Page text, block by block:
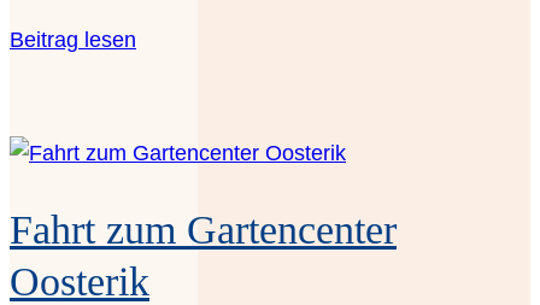
Bei­trag lesen
Fahrt zum Gar­ten­cen­ter
Oosterik